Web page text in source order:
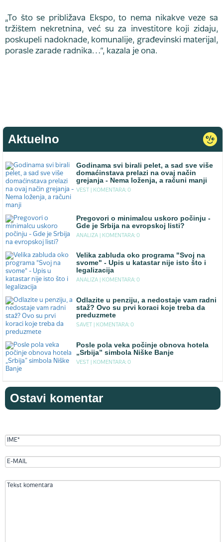
„To što se približava Ekspo, to nema nikakve veze sa
tržištem nekretnina, već su za investitore koji zidaju,
poskupeli nadoknade, komunalije, građevinski materijal,
porasle zarade radnika…“, kazala je ona.
Aktuelno
Godinama svi birali pelet, a sad sve više
domaćinstava prelazi na ovaj način
grejanja - Nema loženja, a računi manji
VEST | KOMENTARA: 0
Pregovori o minimalcu uskoro počinju -
Gde je Srbija na evropskoj listi?
ANALIZA | KOMENTARA: 0
Velika zabluda oko programa "Svoj na
svome" - Upis u katastar nije isto što i
legalizacija
ANALIZA | KOMENTARA: 0
Odlazite u penziju, a nedostaje vam radni
staž? Ovo su prvi koraci koje treba da
preduzmete
SAVET | KOMENTARA: 0
Posle pola veka počinje obnova hotela
„Srbija” simbola Niške Banje
VEST | KOMENTARA: 0
Ostavi komentar